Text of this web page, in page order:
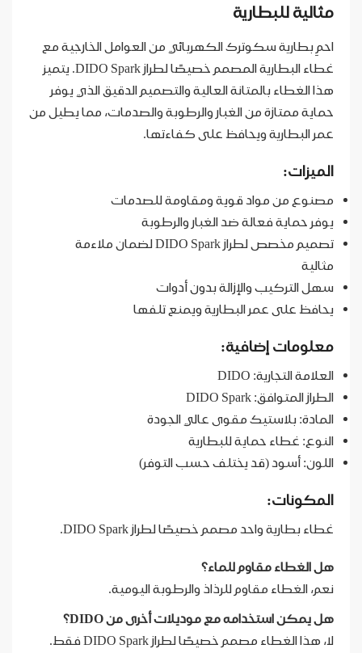
مثالية للبطارية
احمِ بطارية سكوترك الكهربائي من العوامل الخارجية مع
غطاء البطارية المصمم خصيصًا لطراز DIDO Spark. يتميز
هذا الغطاء بالمتانة العالية والتصميم الدقيق الذي يوفر
حماية ممتازة من الغبار والرطوبة والصدمات، مما يطيل من
عمر البطارية ويحافظ على كفاءتها.
الميزات:
مصنوع من مواد قوية ومقاومة للصدمات
يوفر حماية فعالة ضد الغبار والرطوبة
تصميم مخصص لطراز DIDO Spark لضمان ملاءمة
مثالية
سهل التركيب والإزالة بدون أدوات
يحافظ على عمر البطارية ويمنع تلفها
معلومات إضافية:
العلامة التجارية: DIDO
الطراز المتوافق: DIDO Spark
المادة: بلاستيك مقوى عالي الجودة
النوع: غطاء حماية للبطارية
اللون: أسود (قد يختلف حسب التوفر)
المكونات:
غطاء بطارية واحد مصمم خصيصًا لطراز DIDO Spark.
هل الغطاء مقاوم للماء؟
نعم، الغطاء مقاوم للرذاذ والرطوبة اليومية.
هل يمكن استخدامه مع موديلات أخرى من DIDO؟
لا، هذا الغطاء مصمم خصيصًا لطراز DIDO Spark فقط.